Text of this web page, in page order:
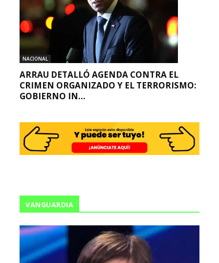
NACIONAL
ARRAU DETALLÓ AGENDA CONTRA EL
CRIMEN ORGANIZADO Y EL TERRORISMO:
GOBIERNO IN...
VANGUARDIA